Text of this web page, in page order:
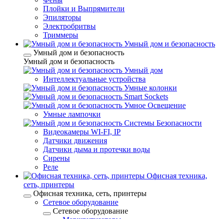
Плойки и Выпрямители
Эпиляторы
Электробритвы
Триммеры
Умный дом и безопасность
Умный дом и безопасность
Умный дом и безопасность
Умный дом
Интеллектуальные устройства
Умные колонки
Smart Sockets
Умное Освещение
Умные лампочки
Системы Безопасности
Видеокамеры WI-FI, IP
Датчики движения
Датчики дыма и протечки воды
Сирены
Реле
Офисная техника,
cеть, принтеры
Офисная техника, cеть, принтеры
Сетевое оборудование
Сетевое оборудование